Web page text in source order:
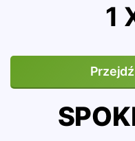
1